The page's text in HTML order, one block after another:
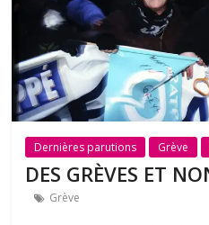
Dernières parutions Grève
DES GRÈVES ET
Grève